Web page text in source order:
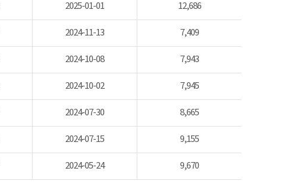
2025-01-01 12,686
2024-11-13 7,409
2024-10-08 7,943
2024-10-02 7,945
2024-07-30 8,665
2024-07-15 9,155
2024-05-24 9,670